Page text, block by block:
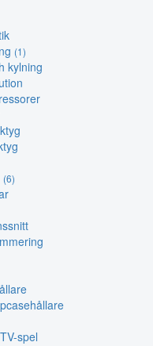
(1)
kylning
(6)
spel